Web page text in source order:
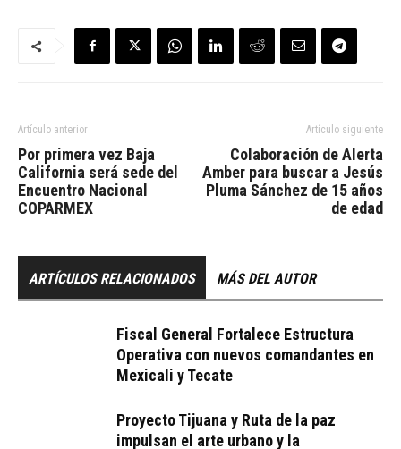
Artículo anterior
Por primera vez Baja
California será sede del
Encuentro Nacional
COPARMEX
Artículo siguiente
Colaboración de Alerta
Amber para buscar a Jesús
Pluma Sánchez de 15 años
de edad
ARTÍCULOS RELACIONADOS MÁS DEL AUTOR
Fiscal General Fortalece Estructura
Operativa con nuevos comandantes en
Mexicali y Tecate
Proyecto Tijuana y Ruta de la paz
impulsan el arte urbano y la